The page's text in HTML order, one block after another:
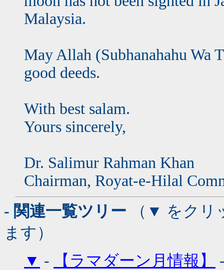
Malaysia.
May Allah (Subhanahahu Wa
good deeds.
With best salam.
Yours sincerely,
Dr. Salimur Rahman Khan
Chairman, Royat-e-Hilal
- 関連一覧ツリー （▼ をクリ
ます）
▼ - 【ラマダーン月情報】